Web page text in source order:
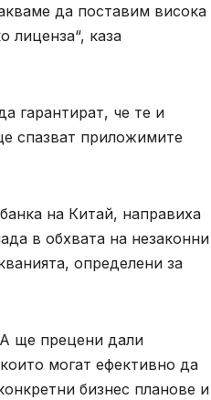
да поставим висока
лиценза“, каза
гарантират, че те и
спазват приложимите
на Китай, направиха
в обхвата на незаконни
определени за
ще прецени дали
могат ефективно да
бизнес планове и